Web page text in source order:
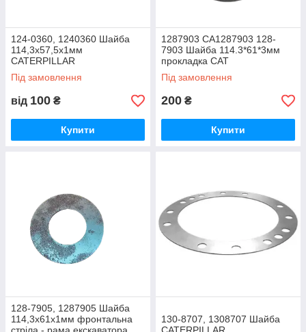
124-0360, 1240360 Шайба
114,3х57,5х1мм
CATERPILLAR
Під замовлення
від 100 ₴
Купити
1287903 CA1287903 128-
7903 Шайба 114.3*61*3мм
прокладка CAT
Під замовлення
200 ₴
Купити
128-7905, 1287905 Шайба
114,3х61х1мм фронтальна
130-8707, 1308707 Шайба